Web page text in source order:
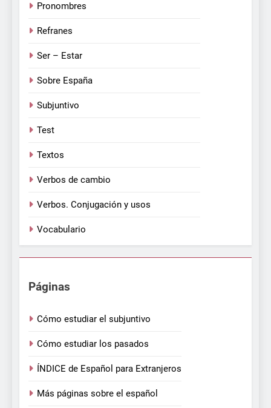
Pronombres
Refranes
Ser – Estar
Sobre España
Subjuntivo
Test
Textos
Verbos de cambio
Verbos. Conjugación y usos
Vocabulario
Páginas
Cómo estudiar el subjuntivo
Cómo estudiar los pasados
ÍNDICE de Español para Extranjeros
Más páginas sobre el español